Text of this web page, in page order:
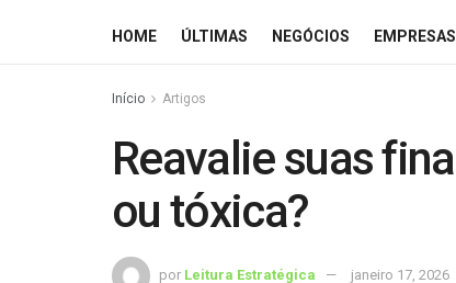
HOME ÚLTIMAS NEGÓCIOS EMPRESAS
Início Artigos
Reavalie suas
ou tóxica?
por Leitura Estratégica janeiro 17, 2026